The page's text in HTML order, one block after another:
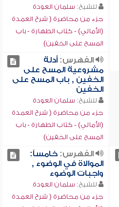
للشيخ: سلمان العودة
جزء من محاضرة ( شرح العمدة
(الأمالي) - كتاب الطهارة - باب
المسح على الخفين)
الفهرس:أدلة
مشروعية المسح على
الخفين , باب المسح على
الخفين
للشيخ: سلمان العودة
جزء من محاضرة ( شرح العمدة
(الأمالي) - كتاب الطهارة - باب
المسح على الخفين)
الفهرس:خامساً:
الموالاة في الوضوء ,
واجبات الوضوء
للشيخ: سلمان العودة
جزء من محاضرة ( شرح العمدة